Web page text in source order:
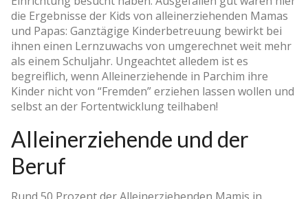
die Ergebnisse der Kids von alleinerziehenden Mamas
und Papas: Ganztägige Kinderbetreuung bewirkt bei
ihnen einen Lernzuwachs von umgerechnet weit mehr
als einem Schuljahr. Ungeachtet alledem ist es
begreiflich, wenn Alleinerziehende in Parchim ihre
Kinder nicht von “Fremden” erziehen lassen wollen und
selbst an der Fortentwicklung teilhaben!
Alleinerziehende und der
Beruf